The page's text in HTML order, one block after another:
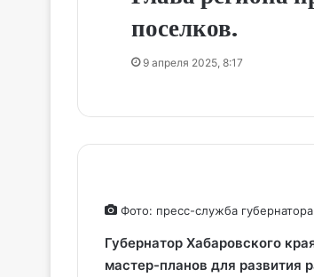
поселков.
9 апреля 2025, 8:17
Фото: пресс-служба
Губернатор Хабаровского
мастер-планов для развития